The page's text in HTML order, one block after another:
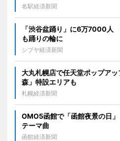
名駅経済新聞
「渋谷盆踊り」に6万7000
も踊りの輪に
シブヤ経済新聞
大丸札幌店で任天堂ポップア
森」特設エリアも
札幌経済新聞
OMO5函館で「函館夜景の日
テーマ曲
函館経済新聞